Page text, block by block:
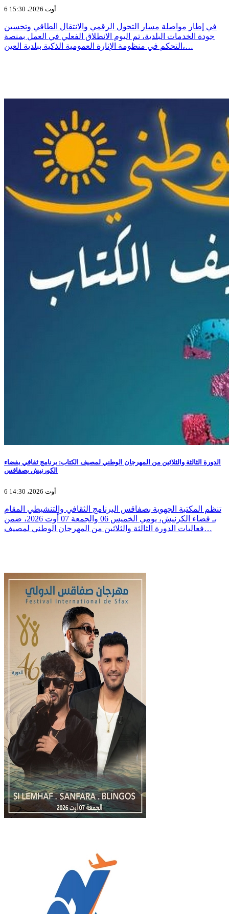
6 أوت 2026، 15:30
في إطار مواصلة مسار التحول الرقمي والانتقال الطاقي وتحسين
جودة الخدمات البلدية، تم اليوم الانطلاق الفعلي في العمل بمنصة
التحكم في منظومة الإنارة العمومية الذكية ببلدية العين،…
الدورة الثالثة والثلاثين من المهرجان الوطني لمصيف الكتاب: برنامج ثقافي بفضاء
الكورنيش بصفاقس
6 أوت 2026، 14:30
تنظم المكتبة الجهوية بصفاقس البرنامج الثقافي والتنشيطي المقام
بـ فضاء الكرنيش، يومي الخميس 06 والجمعة 07 أوت 2026، ضمن
فعاليات الدورة الثالثة والثلاثين من المهرجان الوطني لمصيف…